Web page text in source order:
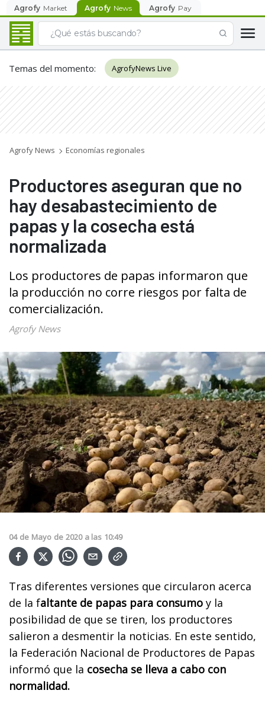
Agrofy Market Agrofy News Agrofy Pay
Temas del momento: AgrofyNews Live
Agrofy News Economías regionales
Productores aseguran que no
hay desabastecimiento de
papas y la cosecha está
normalizada
Los productores de papas informaron que
la producción no corre riesgos por falta de
comercialización.
Agrofy News
04 de Mayo de 2020 a las 10:49
Tras diferentes versiones que circularon acerca
de la faltante de papas para consumo y la
posibilidad de que se tiren, los productores
salieron a desmentir la noticias. En este sentido,
la Federación Nacional de Productores de Papas
informó que la cosecha se lleva a cabo con
normalidad.